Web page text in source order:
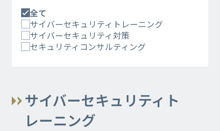
全て
サイバーセキュリティトレーニング
サイバーセキュリティ対策
セキュリティコンサルティング
サイバーセキュリティト
レーニング